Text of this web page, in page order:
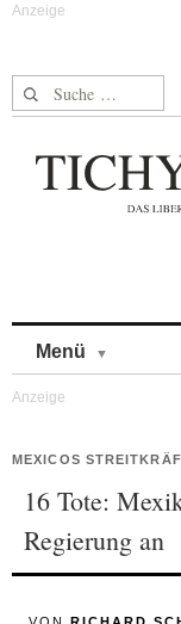
Suche nach:
Menü
MEXICOS
16 Tote:
Regierung an